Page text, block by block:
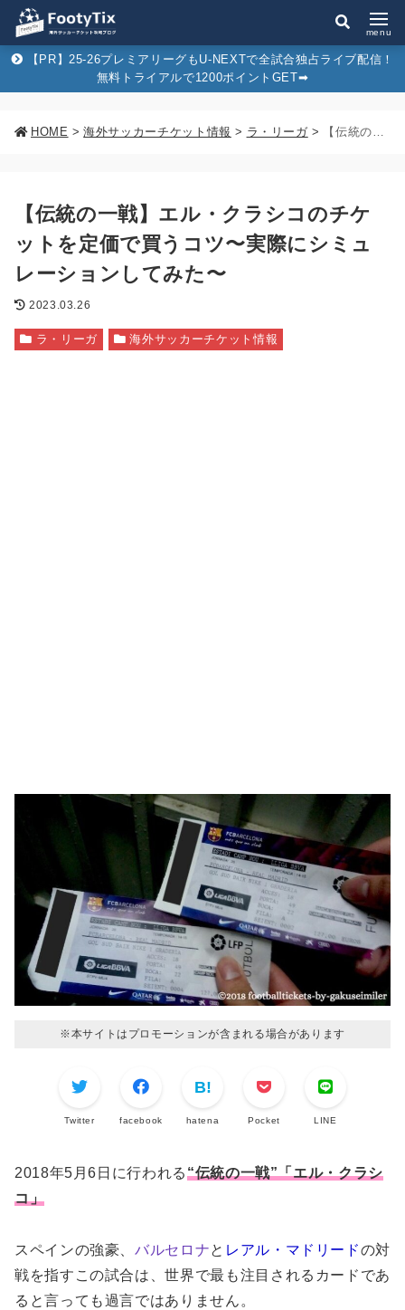
menu
【PR】25-26プレミアリーグもU-NEXTで全試合独占ライブ配信！
無料トライアルで1200ポイントGET➡︎
HOME > 海外サッカーチケット情報 > ラ・リーガ > 【伝統の一戦】エル・クラシコのチケットを定価で買うコツ〜実際にシミュレーションしてみた〜
【伝統の一戦】エル・クラシコのチケ
ットを定価で買うコツ〜実際にシミュ
レーションしてみた〜
2023.03.26
ラ・リーガ 海外サッカーチケット情報
※本サイトはプロモーションが含まれる場合があります
Twitter facebook hatena Pocket LINE
2018年5月6日に行われる“伝統の一戦”「エル・クラシ
コ」
スペインの強豪、バルセロナと レアル・マドリードの対
戦を指すこの試合は、世界で最も注目されるカードであ
ると言っても過言ではありません。